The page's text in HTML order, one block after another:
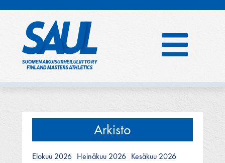
Arkisto
Elokuu 2026 Heinäkuu 2026 Kesäkuu 2026